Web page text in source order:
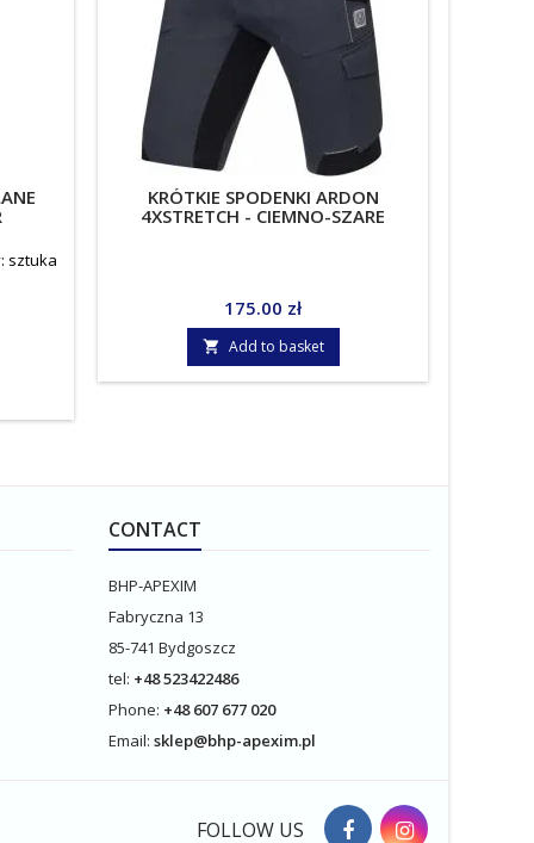
sztuka
KRÓTKIE SPODENKI ARDON
4XSTRETCH - CIEMNO-SZARE
Price
175.00 zł
 Add to basket
CONTACT
BHP-APEXIM
Fabryczna 13
85-741 Bydgoszcz
tel: +48523422486
Phone: +48 607 677 020
Email: sklep@bhp-apexim.pl
FOLLOW US